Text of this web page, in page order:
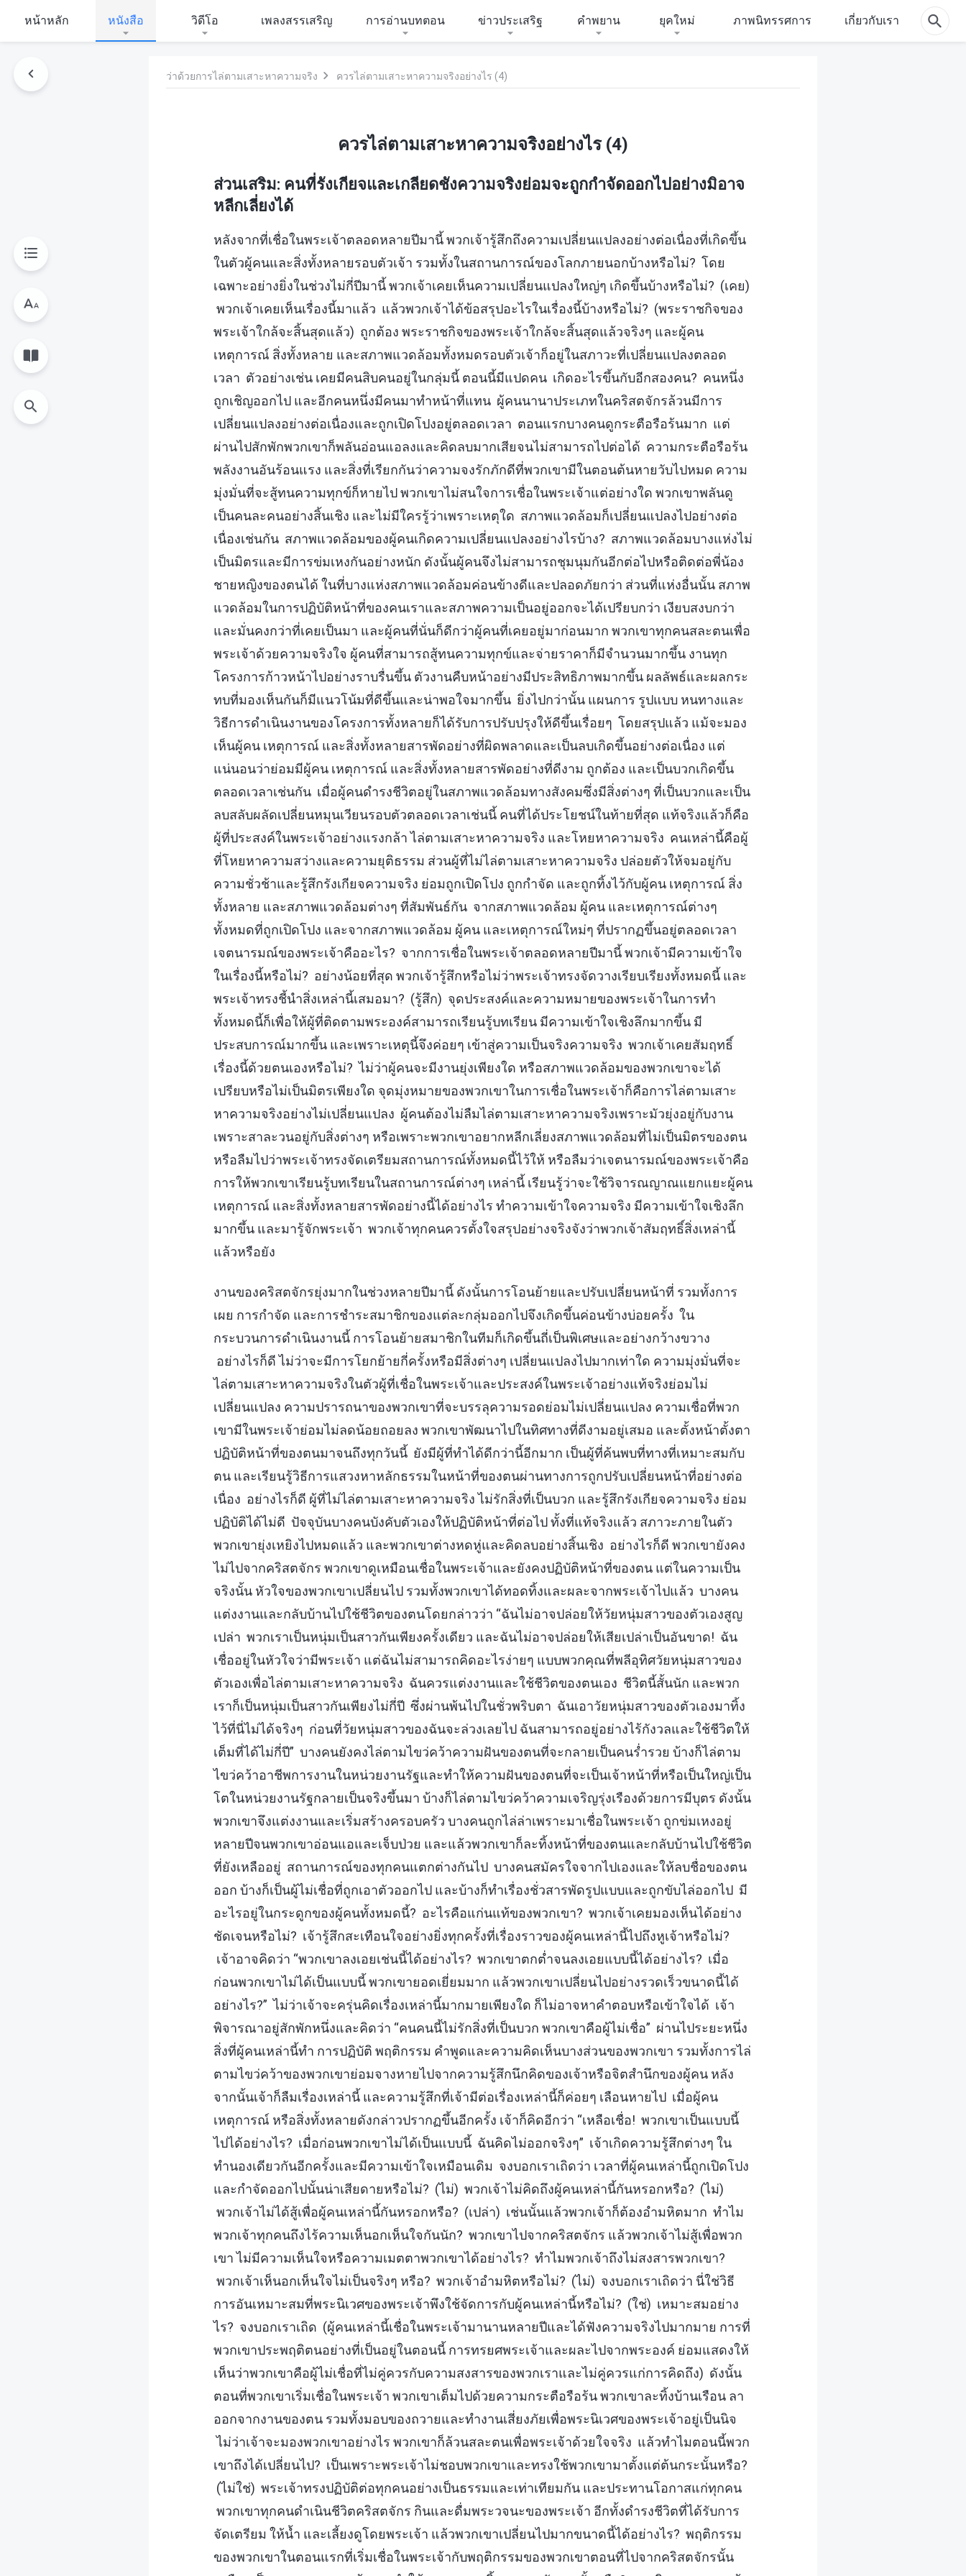
หน้าหลัก หนังสือ วิดีโอ เพลงสรรเสริญ การอ่านบทตอน ข่าวประเสริฐ คำพยาน ยุคใหม่ ภาพนิทรรศการ เกี่ยวกับเรา
ว่าด้วยการไล่ตามเสาะหาความจริง ควรไล่ตามเสาะหาความจริงอย่างไร (4)
ควรไล่ตามเสาะหาความจริงอย่างไร (4)
ส่วนเสริม: คนที่รังเกียจและเกลียดชังความจริงย่อมจะถูกกำจัดออกไปอย่างมิอาจ
หลีกเลี่ยงได้
หลังจากที่เชื่อในพระเจ้าตลอดหลายปีมานี้ พวกเจ้ารู้สึกถึงความเปลี่ยนแปลงอย่างต่อเนื่องที่เกิดขึ้น
ในตัวผู้คนและสิ่งทั้งหลายรอบตัวเจ้า รวมทั้งในสถานการณ์ของโลกภายนอกบ้างหรือไม่? โดย
เฉพาะอย่างยิ่งในช่วงไม่กี่ปีมานี้ พวกเจ้าเคยเห็นความเปลี่ยนแปลงใหญ่ๆ เกิดขึ้นบ้างหรือไม่? (เคย)
พวกเจ้าเคยเห็นเรื่องนี้มาแล้ว แล้วพวกเจ้าได้ข้อสรุปอะไรในเรื่องนี้บ้างหรือไม่? (พระราชกิจของ
พระเจ้าใกล้จะสิ้นสุดแล้ว) ถูกต้อง พระราชกิจของพระเจ้าใกล้จะสิ้นสุดแล้วจริงๆ และผู้คน
เหตุการณ์ สิ่งทั้งหลาย และสภาพแวดล้อมทั้งหมดรอบตัวเจ้าก็อยู่ในสภาวะที่เปลี่ยนแปลงตลอด
เวลา ตัวอย่างเช่น เคยมีคนสิบคนอยู่ในกลุ่มนี้ ตอนนี้มีแปดคน เกิดอะไรขึ้นกับอีกสองคน? คนหนึ่ง
ถูกเชิญออกไป และอีกคนหนึ่งมีคนมาทำหน้าที่แทน ผู้คนนานาประเภทในคริสตจักรล้วนมีการ
เปลี่ยนแปลงอย่างต่อเนื่องและถูกเปิดโปงอยู่ตลอดเวลา ตอนแรกบางคนดูกระตือรือร้นมาก แต่
ผ่านไปสักพักพวกเขาก็พลันอ่อนแอลงและคิดลบมากเสียจนไม่สามารถไปต่อได้ ความกระตือรือร้น
พลังงานอันร้อนแรง และสิ่งที่เรียกกันว่าความจงรักภักดีที่พวกเขามีในตอนต้นหายวับไปหมด ความ
มุ่งมั่นที่จะสู้ทนความทุกข์ก็หายไป พวกเขาไม่สนใจการเชื่อในพระเจ้าแต่อย่างใด พวกเขาพลันดู
เป็นคนละคนอย่างสิ้นเชิง และไม่มีใครรู้ว่าเพราะเหตุใด สภาพแวดล้อมก็เปลี่ยนแปลงไปอย่างต่อ
เนื่องเช่นกัน สภาพแวดล้อมของผู้คนเกิดความเปลี่ยนแปลงอย่างไรบ้าง? สภาพแวดล้อมบางแห่งไม่
เป็นมิตรและมีการข่มเหงกันอย่างหนัก ดังนั้นผู้คนจึงไม่สามารถชุมนุมกันอีกต่อไปหรือติดต่อพี่น้อง
ชายหญิงของตนได้ ในที่บางแห่งสภาพแวดล้อมค่อนข้างดีและปลอดภัยกว่า ส่วนที่แห่งอื่นนั้น สภาพ
แวดล้อมในการปฏิบัติหน้าที่ของคนเราและสภาพความเป็นอยู่ออกจะได้เปรียบกว่า เงียบสงบกว่า
และมั่นคงกว่าที่เคยเป็นมา และผู้คนที่นั่นก็ดีกว่าผู้คนที่เคยอยู่มาก่อนมาก พวกเขาทุกคนสละตนเพื่อ
พระเจ้าด้วยความจริงใจ ผู้คนที่สามารถสู้ทนความทุกข์และจ่ายราคาก็มีจำนวนมากขึ้น งานทุก
โครงการก้าวหน้าไปอย่างราบรื่นขึ้น ตัวงานคืบหน้าอย่างมีประสิทธิภาพมากขึ้น ผลลัพธ์และผลกระ
ทบที่มองเห็นกันก็มีแนวโน้มที่ดีขึ้นและน่าพอใจมากขึ้น ยิ่งไปกว่านั้น แผนการ รูปแบบ หนทางและ
วิธีการดำเนินงานของโครงการทั้งหลายก็ได้รับการปรับปรุงให้ดีขึ้นเรื่อยๆ โดยสรุปแล้ว แม้จะมอง
เห็นผู้คน เหตุการณ์ และสิ่งทั้งหลายสารพัดอย่างที่ผิดพลาดและเป็นลบเกิดขึ้นอย่างต่อเนื่อง แต่
แน่นอนว่าย่อมมีผู้คน เหตุการณ์ และสิ่งทั้งหลายสารพัดอย่างที่ดีงาม ถูกต้อง และเป็นบวกเกิดขึ้น
ตลอดเวลาเช่นกัน เมื่อผู้คนดำรงชีวิตอยู่ในสภาพแวดล้อมทางสังคมซึ่งมีสิ่งต่างๆ ที่เป็นบวกและเป็น
ลบสลับผลัดเปลี่ยนหมุนเวียนรอบตัวตลอดเวลาเช่นนี้ คนที่ได้ประโยชน์ในท้ายที่สุด แท้จริงแล้วก็คือ
ผู้ที่ประสงค์ในพระเจ้าอย่างแรงกล้า ไล่ตามเสาะหาความจริง และโหยหาความจริง คนเหล่านี้คือผู้
ที่โหยหาความสว่างและความยุติธรรม ส่วนผู้ที่ไม่ไล่ตามเสาะหาความจริง ปล่อยตัวให้จมอยู่กับ
ความชั่วช้าและรู้สึกรังเกียจความจริง ย่อมถูกเปิดโปง ถูกกำจัด และถูกทิ้งไว้กับผู้คน เหตุการณ์ สิ่ง
ทั้งหลาย และสภาพแวดล้อมต่างๆ ที่สัมพันธ์กัน จากสภาพแวดล้อม ผู้คน และเหตุการณ์ต่างๆ
ทั้งหมดที่ถูกเปิดโปง และจากสภาพแวดล้อม ผู้คน และเหตุการณ์ใหม่ๆ ที่ปรากฏขึ้นอยู่ตลอดเวลา
เจตนารมณ์ของพระเจ้าคืออะไร? จากการเชื่อในพระเจ้าตลอดหลายปีมานี้ พวกเจ้ามีความเข้าใจ
ในเรื่องนี้หรือไม่? อย่างน้อยที่สุด พวกเจ้ารู้สึกหรือไม่ว่าพระเจ้าทรงจัดวางเรียบเรียงทั้งหมดนี้ และ
พระเจ้าทรงชี้นำสิ่งเหล่านี้เสมอมา? (รู้สึก) จุดประสงค์และความหมายของพระเจ้าในการทำ
ทั้งหมดนี้ก็เพื่อให้ผู้ที่ติดตามพระองค์สามารถเรียนรู้บทเรียน มีความเข้าใจเชิงลึกมากขึ้น มี
ประสบการณ์มากขึ้น และเพราะเหตุนี้จึงค่อยๆ เข้าสู่ความเป็นจริงความจริง พวกเจ้าเคยสัมฤทธิ์
เรื่องนี้ด้วยตนเองหรือไม่? ไม่ว่าผู้คนจะมีงานยุ่งเพียงใด หรือสภาพแวดล้อมของพวกเขาจะได้
เปรียบหรือไม่เป็นมิตรเพียงใด จุดมุ่งหมายของพวกเขาในการเชื่อในพระเจ้าก็คือการไล่ตามเสาะ
หาความจริงอย่างไม่เปลี่ยนแปลง ผู้คนต้องไม่ลืมไล่ตามเสาะหาความจริงเพราะมัวยุ่งอยู่กับงาน
เพราะสาละวนอยู่กับสิ่งต่างๆ หรือเพราะพวกเขาอยากหลีกเลี่ยงสภาพแวดล้อมที่ไม่เป็นมิตรของตน
หรือลืมไปว่าพระเจ้าทรงจัดเตรียมสถานการณ์ทั้งหมดนี้ไว้ให้ หรือลืมว่าเจตนารมณ์ของพระเจ้าคือ
การให้พวกเขาเรียนรู้บทเรียนในสถานการณ์ต่างๆ เหล่านี้ เรียนรู้ว่าจะใช้วิจารณญาณแยกแยะผู้คน
เหตุการณ์ และสิ่งทั้งหลายสารพัดอย่างนี้ได้อย่างไร ทำความเข้าใจความจริง มีความเข้าใจเชิงลึก
มากขึ้น และมารู้จักพระเจ้า พวกเจ้าทุกคนควรตั้งใจสรุปอย่างจริงจังว่าพวกเจ้าสัมฤทธิ์สิ่งเหล่านี้
แล้วหรือยัง
งานของคริสตจักรยุ่งมากในช่วงหลายปีมานี้ ดังนั้นการโอนย้ายและปรับเปลี่ยนหน้าที่ รวมทั้งการ
เผย การกำจัด และการชำระสมาชิกของแต่ละกลุ่มออกไปจึงเกิดขึ้นค่อนข้างบ่อยครั้ง ใน
กระบวนการดำเนินงานนี้ การโอนย้ายสมาชิกในทีมก็เกิดขึ้นถี่เป็นพิเศษและอย่างกว้างขวาง
อย่างไรก็ดี ไม่ว่าจะมีการโยกย้ายกี่ครั้งหรือมีสิ่งต่างๆ เปลี่ยนแปลงไปมากเท่าใด ความมุ่งมั่นที่จะ
ไล่ตามเสาะหาความจริงในตัวผู้ที่เชื่อในพระเจ้าและประสงค์ในพระเจ้าอย่างแท้จริงย่อมไม่
เปลี่ยนแปลง ความปรารถนาของพวกเขาที่จะบรรลุความรอดย่อมไม่เปลี่ยนแปลง ความเชื่อที่พวก
เขามีในพระเจ้าย่อมไม่ลดน้อยถอยลง พวกเขาพัฒนาไปในทิศทางที่ดีงามอยู่เสมอ และตั้งหน้าตั้งตา
ปฏิบัติหน้าที่ของตนมาจนถึงทุกวันนี้ ยังมีผู้ที่ทำได้ดีกว่านี้อีกมาก เป็นผู้ที่ค้นพบที่ทางที่เหมาะสมกับ
ตน และเรียนรู้วิธีการแสวงหาหลักธรรมในหน้าที่ของตนผ่านทางการถูกปรับเปลี่ยนหน้าที่อย่างต่อ
เนื่อง อย่างไรก็ดี ผู้ที่ไม่ไล่ตามเสาะหาความจริง ไม่รักสิ่งที่เป็นบวก และรู้สึกรังเกียจความจริง ย่อม
ปฏิบัติได้ไม่ดี ปัจจุบันบางคนบังคับตัวเองให้ปฏิบัติหน้าที่ต่อไป ทั้งที่แท้จริงแล้ว สภาวะภายในตัว
พวกเขายุ่งเหยิงไปหมดแล้ว และพวกเขาต่างหดหู่และคิดลบอย่างสิ้นเชิง อย่างไรก็ดี พวกเขายังคง
ไม่ไปจากคริสตจักร พวกเขาดูเหมือนเชื่อในพระเจ้าและยังคงปฏิบัติหน้าที่ของตน แต่ในความเป็น
จริงนั้น หัวใจของพวกเขาเปลี่ยนไป รวมทั้งพวกเขาได้ทอดทิ้งและผละจากพระเจ้าไปแล้ว บางคน
แต่งงานและกลับบ้านไปใช้ชีวิตของตนโดยกล่าวว่า “ฉันไม่อาจปล่อยให้วัยหนุ่มสาวของตัวเองสูญ
เปล่า พวกเราเป็นหนุ่มเป็นสาวกันเพียงครั้งเดียว และฉันไม่อาจปล่อยให้เสียเปล่าเป็นอันขาด! ฉัน
เชื่ออยู่ในหัวใจว่ามีพระเจ้า แต่ฉันไม่สามารถคิดอะไรง่ายๆ แบบพวกคุณที่พลีอุทิศวัยหนุ่มสาวของ
ตัวเองเพื่อไล่ตามเสาะหาความจริง ฉันควรแต่งงานและใช้ชีวิตของตนเอง ชีวิตนี้สั้นนัก และพวก
เราก็เป็นหนุ่มเป็นสาวกันเพียงไม่กี่ปี ซึ่งผ่านพ้นไปในชั่วพริบตา ฉันเอาวัยหนุ่มสาวของตัวเองมาทิ้ง
ไว้ที่นี่ไม่ได้จริงๆ ก่อนที่วัยหนุ่มสาวของฉันจะล่วงเลยไป ฉันสามารถอยู่อย่างไร้กังวลและใช้ชีวิตให้
เต็มที่ได้ไม่กี่ปี” บางคนยังคงไล่ตามไขว่คว้าความฝันของตนที่จะกลายเป็นคนร่ำรวย บ้างก็ไล่ตาม
ไขว่คว้าอาชีพการงานในหน่วยงานรัฐและทำให้ความฝันของตนที่จะเป็นเจ้าหน้าที่หรือเป็นใหญ่เป็น
โตในหน่วยงานรัฐกลายเป็นจริงขึ้นมา บ้างก็ไล่ตามไขว่คว้าความเจริญรุ่งเรืองด้วยการมีบุตร ดังนั้น
พวกเขาจึงแต่งงานและเริ่มสร้างครอบครัว บางคนถูกไล่ล่าเพราะมาเชื่อในพระเจ้า ถูกข่มเหงอยู่
หลายปีจนพวกเขาอ่อนแอและเจ็บป่วย และแล้วพวกเขาก็ละทิ้งหน้าที่ของตนและกลับบ้านไปใช้ชีวิต
ที่ยังเหลืออยู่ สถานการณ์ของทุกคนแตกต่างกันไป บางคนสมัครใจจากไปเองและให้ลบชื่อของตน
ออก บ้างก็เป็นผู้ไม่เชื่อที่ถูกเอาตัวออกไป และบ้างก็ทำเรื่องชั่วสารพัดรูปแบบและถูกขับไล่ออกไป มี
อะไรอยู่ในกระดูกของผู้คนทั้งหมดนี้? อะไรคือแก่นแท้ของพวกเขา? พวกเจ้าเคยมองเห็นได้อย่าง
ชัดเจนหรือไม่? เจ้ารู้สึกสะเทือนใจอย่างยิ่งทุกครั้งที่เรื่องราวของผู้คนเหล่านี้ไปถึงหูเจ้าหรือไม่?
เจ้าอาจคิดว่า “พวกเขาลงเอยเช่นนี้ได้อย่างไร? พวกเขาตกต่ำจนลงเอยแบบนี้ได้อย่างไร? เมื่อ
ก่อนพวกเขาไม่ได้เป็นแบบนี้ พวกเขายอดเยี่ยมมาก แล้วพวกเขาเปลี่ยนไปอย่างรวดเร็วขนาดนี้ได้
อย่างไร?” ไม่ว่าเจ้าจะครุ่นคิดเรื่องเหล่านี้มากมายเพียงใด ก็ไม่อาจหาคำตอบหรือเข้าใจได้ เจ้า
พิจารณาอยู่สักพักหนึ่งและคิดว่า “คนคนนี้ไม่รักสิ่งที่เป็นบวก พวกเขาคือผู้ไม่เชื่อ” ผ่านไประยะหนึ่ง
สิ่งที่ผู้คนเหล่านี้ทำ การปฏิบัติ พฤติกรรม คำพูดและความคิดเห็นบางส่วนของพวกเขา รวมทั้งการไล่
ตามไขว่คว้าของพวกเขาย่อมจางหายไปจากความรู้สึกนึกคิดของเจ้าหรือจิตสำนึกของผู้คน หลัง
จากนั้นเจ้าก็ลืมเรื่องเหล่านี้ และความรู้สึกที่เจ้ามีต่อเรื่องเหล่านี้ก็ค่อยๆ เลือนหายไป เมื่อผู้คน
เหตุการณ์ หรือสิ่งทั้งหลายดังกล่าวปรากฏขึ้นอีกครั้ง เจ้าก็คิดอีกว่า “เหลือเชื่อ! พวกเขาเป็นแบบนี้
ไปได้อย่างไร? เมื่อก่อนพวกเขาไม่ได้เป็นแบบนี้ ฉันคิดไม่ออกจริงๆ” เจ้าเกิดความรู้สึกต่างๆ ใน
ทำนองเดียวกันอีกครั้งและมีความเข้าใจเหมือนเดิม จงบอกเราเถิดว่า เวลาที่ผู้คนเหล่านี้ถูกเปิดโปง
และกำจัดออกไปนั้นน่าเสียดายหรือไม่? (ไม่) พวกเจ้าไม่คิดถึงผู้คนเหล่านี้กันหรอกหรือ? (ไม่)
พวกเจ้าไม่ได้สู้เพื่อผู้คนเหล่านี้กันหรอกหรือ? (เปล่า) เช่นนั้นแล้วพวกเจ้าก็ต้องอำมหิตมาก ทำไม
พวกเจ้าทุกคนถึงไร้ความเห็นอกเห็นใจกันนัก? พวกเขาไปจากคริสตจักร แล้วพวกเจ้าไม่สู้เพื่อพวก
เขา ไม่มีความเห็นใจหรือความเมตตาพวกเขาได้อย่างไร? ทำไมพวกเจ้าถึงไม่สงสารพวกเขา?
พวกเจ้าเห็นอกเห็นใจไม่เป็นจริงๆ หรือ? พวกเจ้าอำมหิตหรือไม่? (ไม่) จงบอกเราเถิดว่า นี่ใช่วิธี
การอันเหมาะสมที่พระนิเวศของพระเจ้าพึงใช้จัดการกับผู้คนเหล่านี้หรือไม่? (ใช่) เหมาะสมอย่าง
ไร? จงบอกเราเถิด (ผู้คนเหล่านี้เชื่อในพระเจ้ามานานหลายปีและได้ฟังความจริงไปมากมาย การที่
พวกเขาประพฤติตนอย่างที่เป็นอยู่ในตอนนี้ การทรยศพระเจ้าและผละไปจากพระองค์ ย่อมแสดงให้
เห็นว่าพวกเขาคือผู้ไม่เชื่อที่ไม่คู่ควรกับความสงสารของพวกเราและไม่คู่ควรแก่การคิดถึง) ดังนั้น
ตอนที่พวกเขาเริ่มเชื่อในพระเจ้า พวกเขาเต็มไปด้วยความกระตือรือร้น พวกเขาละทิ้งบ้านเรือน ลา
ออกจากงานของตน รวมทั้งมอบของถวายและทำงานเสี่ยงภัยเพื่อพระนิเวศของพระเจ้าอยู่เป็นนิจ
ไม่ว่าเจ้าจะมองพวกเขาอย่างไร พวกเขาก็ล้วนสละตนเพื่อพระเจ้าด้วยใจจริง แล้วทำไมตอนนี้พวก
เขาถึงได้เปลี่ยนไป? เป็นเพราะพระเจ้าไม่ชอบพวกเขาและทรงใช้พวกเขามาตั้งแต่ต้นกระนั้นหรือ?
(ไม่ใช่) พระเจ้าทรงปฏิบัติต่อทุกคนอย่างเป็นธรรมและเท่าเทียมกัน และประทานโอกาสแก่ทุกคน
พวกเขาทุกคนดำเนินชีวิตคริสตจักร กินและดื่มพระวจนะของพระเจ้า อีกทั้งดำรงชีวิตที่ได้รับการ
จัดเตรียม ให้น้ำ และเลี้ยงดูโดยพระเจ้า แล้วพวกเขาเปลี่ยนไปมากขนาดนี้ได้อย่างไร? พฤติกรรม
ของพวกเขาในตอนแรกที่เริ่มเชื่อในพระเจ้ากับพฤติกรรมของพวกเขาตอนที่ไปจากคริสตจักรนั้น